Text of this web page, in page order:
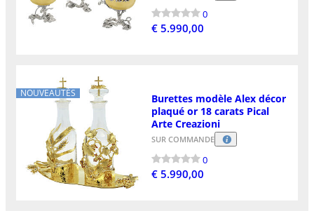
0
€ 5.990,00
NOUVEAUTÉS
Burettes modèle Alex décor
plaqué or 18 carats Pical
Arte Creazioni
SUR COMMANDE
0
€ 5.990,00